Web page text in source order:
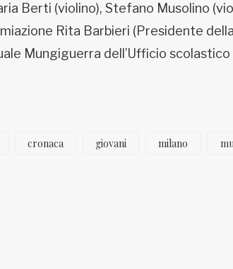
Berti (violino), Stefano Musolino
Rita Barbieri (Presidente
Mungiguerra dell’Ufficio
cronaca giovani milano